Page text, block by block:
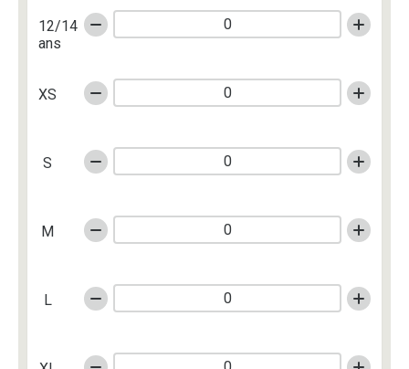
12/14
ans
XS
S
M
L